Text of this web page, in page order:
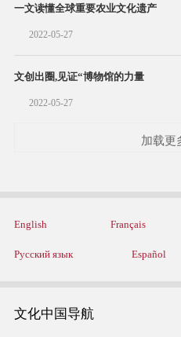
一文读懂全球重要农业文化遗产
2022-05-27
文创出圈,见证“博物馆的力量
2022-05-27
加载更
English Français
Русский язык Español
文化中国导航